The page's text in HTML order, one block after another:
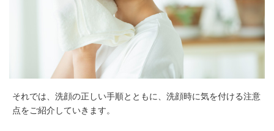
それでは、洗顔の正しい手順とともに、洗顔時に気を付ける注意
点をご紹介していきます。